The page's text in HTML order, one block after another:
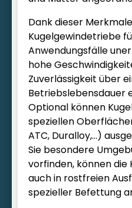
Dank dieser
Kugelgewindetriebe
Anwendungsfälle
hohe
Zuverlässigkeit über
Betriebslebensdauer
Optional können
speziellen
ATC, Duralloy,…)
Sie besondere
vorfinden, können
auch in rostfreien
spezieller Befettung